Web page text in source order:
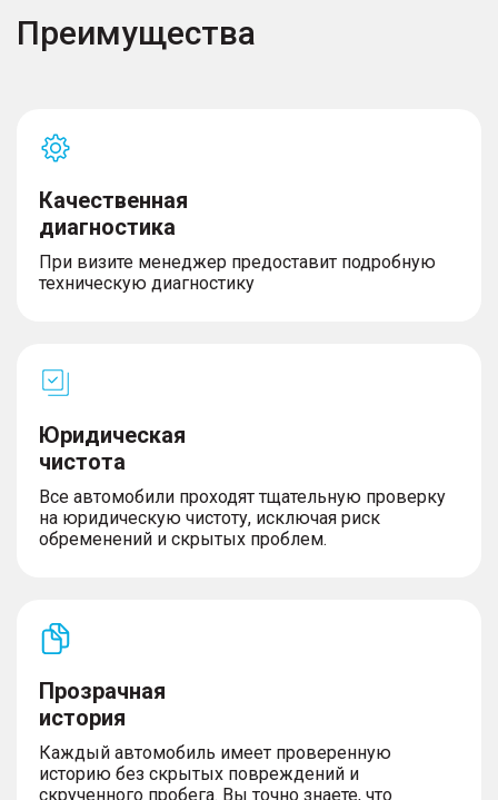
Преимущества
Качественная
диагностика
При визите менеджер предоставит подробную
техническую диагностику
Юридическая
чистота
Все автомобили проходят тщательную проверку
на юридическую чистоту, исключая риск
обременений и скрытых проблем.
Прозрачная
история
Каждый автомобиль имеет проверенную
историю без скрытых повреждений и
скрученного пробега. Вы точно знаете, что